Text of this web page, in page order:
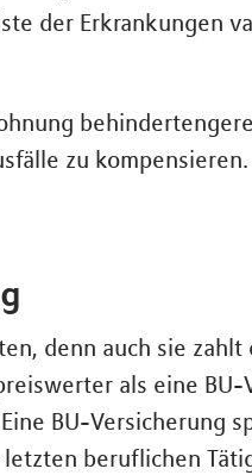
der Erkrankungen
zu kompensieren.
denn auch sie
als eine BU-
BU-Versicherung
beruflichen